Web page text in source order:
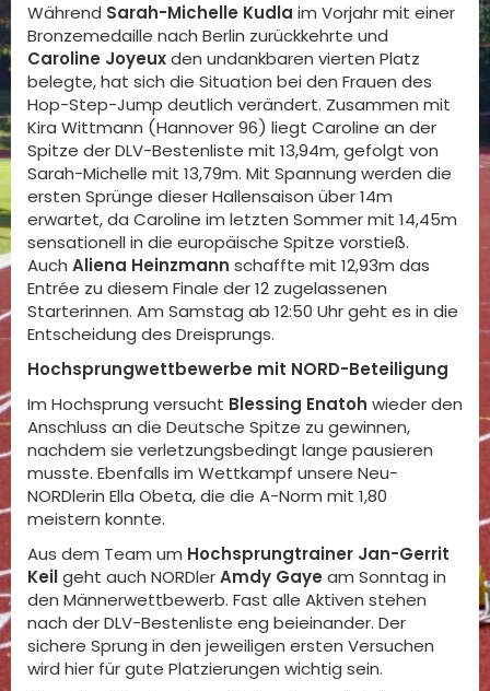
Während Sarah-Michelle Kudla im Vorjahr mit einer
Bronzemedaille nach Berlin zurückkehrte und
Caroline Joyeuxden undankbaren vierten Platz
belegte, hat sich die Situation bei den Frauen des
Hop-Step-Jump deutlich verändert. Zusammen mit
Kira Wittmann (Hannover 96) liegt Caroline an der
Spitze der DLV-Bestenliste mit 13,94m, gefolgt von
Sarah-Michelle mit 13,79m. Mit Spannung werden die
ersten Sprünge dieser Hallensaison über 14m
erwartet, da Caroline im letzten Sommer mit 14,45m
sensationell in die europäische Spitze vorstieß.
Auch Aliena Heinzmann schaffte mit 12,93m das
Entrée zu diesem Finale der 12 zugelassenen
Starterinnen. Am Samstag ab 12:50 Uhr geht es in die
Entscheidung des Dreisprungs.
Hochsprungwettbewerbe mit NORD-Beteiligung
Im Hochsprung versucht Blessing Enatoh wieder den
Anschluss an die Deutsche Spitze zu gewinnen,
nachdem sie verletzungsbedingt lange pausieren
musste. Ebenfalls im Wettkampf unsere Neu-
NORDlerin Ella Obeta, die die A-Norm mit 1,80
meistern konnte.
Aus dem Team um Hochsprungtrainer Jan-Gerrit
Keilgeht auch NORDlerAmdy Gayeam Sonntag in
den Männerwettbewerb. Fast alle Aktiven stehen
nach der DLV-Bestenliste eng beieinander. Der
sichere Sprung in den jeweiligen ersten Versuchen
wird hier für gute Platzierungen wichtig sein.